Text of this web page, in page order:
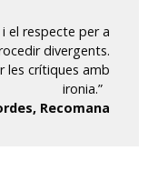
el respecte per a
divergents.
les crítiques amb
ironia.”
Recomana